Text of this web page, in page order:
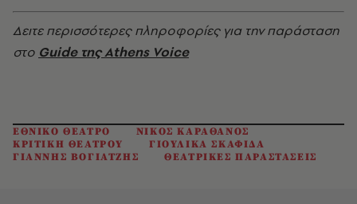
Δειτε περισσότερες πληροφορίες για την παράσταση
στο Guide της Athens Voice
ΕΘΝΙΚΟ ΘΕΑΤΡΟ
ΝΙΚΟΣ ΚΑΡΑΘΑΝΟΣ
ΚΡΙΤΙΚΗ ΘΕΑΤΡΟΥ
ΓΙΟΥΛΙΚΑ ΣΚΑΦΙΔΑ
ΓΙΑΝΝΗΣ ΒΟΓΙΑΤΖΗΣ
ΘΕΑΤΡΙΚΕΣ ΠΑΡΑΣΤΑΣΕΙΣ